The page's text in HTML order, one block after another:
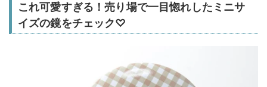
これ可愛すぎる！売り場で一目惚れしたミニサ
イズの鏡をチェック♡